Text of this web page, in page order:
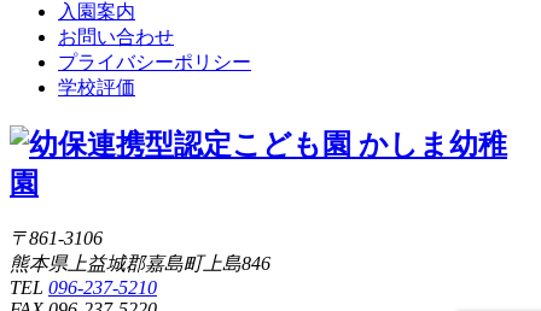
入園案内
お問い合わせ
プライバシーポリシー
学校評価
〒861-3106
熊本県上益城郡嘉島町上島846
TEL 096-237-5210